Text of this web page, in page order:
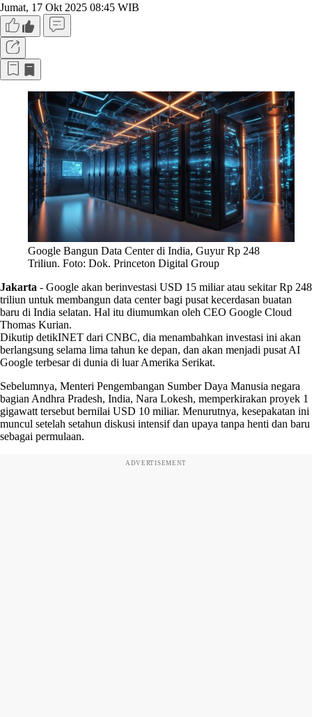
Jumat, 17 Okt 2025 08:45 WIB
Google Bangun Data Center di India, Guyur Rp 248
Triliun. Foto: Dok. Princeton Digital Group
Jakarta - Google akan berinvestasi USD 15 miliar atau sekitar Rp 248
triliun untuk membangun data center bagi pusat kecerdasan buatan
baru di India selatan. Hal itu diumumkan oleh CEO Google Cloud
Thomas Kurian.
Dikutip detikINET dari CNBC, dia menambahkan investasi ini akan
berlangsung selama lima tahun ke depan, dan akan menjadi pusat AI
Google terbesar di dunia di luar Amerika Serikat.
Sebelumnya, Menteri Pengembangan Sumber Daya Manusia negara
bagian Andhra Pradesh, India, Nara Lokesh, memperkirakan proyek 1
gigawatt tersebut bernilai USD 10 miliar. Menurutnya, kesepakatan ini
muncul setelah setahun diskusi intensif dan upaya tanpa henti dan baru
sebagai permulaan.
ADVERTISEMENT